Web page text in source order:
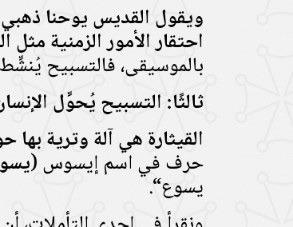
ويقول القديس يوحنا
احتقار الأمور الزمنية مثل
بالموسيقى، فالتسبيح
ثالثًا: التسبيح يُحوِّل
القيثارة هي آلة وترية
حرف في اسم إيسوس (
يسوع“.